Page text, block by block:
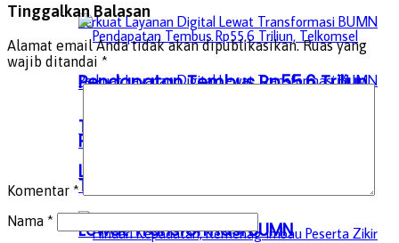
Pendapatan Tembus Rp55,6 Triliun,
Telkomsel Perkuat Layanan Digital
Lewat Transformasi BUMN
Pendapatan Tembus Rp55,6 Triliun,
Telkomsel Perkuat Layanan Digital
Lewat Transformasi BUMN
Tinggalkan Balasan
Alamat email Anda tidak akan dipublikasikan. Ruas yang
wajib ditandai *
Komentar *
Nama *